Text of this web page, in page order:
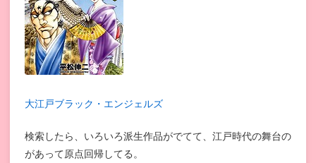
大江戸ブラック・エンジェルズ
検索したら、いろいろ派生作品がでてて、江戸時代の舞台の
があって原点回帰してる。